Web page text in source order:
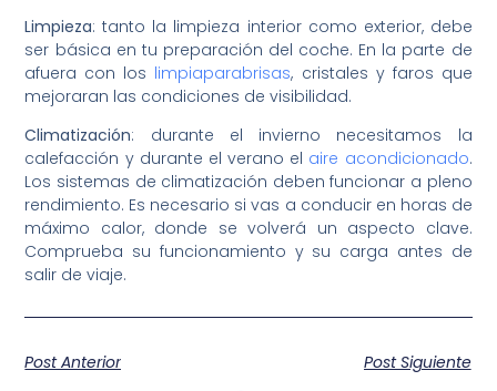
Limpieza: tanto la limpieza interior como exterior, debe
ser básica en tu preparación del coche. En la parte de
afuera con los limpiaparabrisas, cristales y faros que
mejoraran las condiciones de visibilidad.
Climatización: durante el invierno necesitamos la
calefacción y durante el verano el aire acondicionado.
Los sistemas de climatización deben funcionar a pleno
rendimiento. Es necesario si vas a conducir en horas de
máximo calor, donde se volverá un aspecto clave.
Comprueba su funcionamiento y su carga antes de
salir de viaje.
Post Anterior
Post Siguiente